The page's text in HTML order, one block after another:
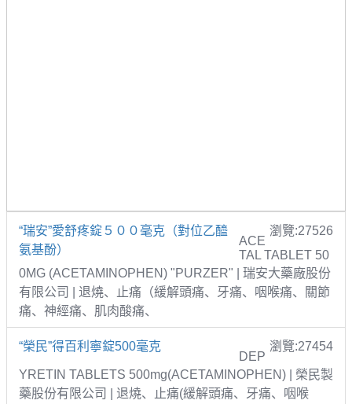
“瑞安”愛舒疼錠５００毫克（對位乙醯
氨基酚）
瀏覽:27526
ACE
TAL TABLET 50
0MG (ACETAMINOPHEN) "PURZER" | 瑞安大藥廠股份
有限公司 | 退燒、止痛（緩解頭痛、牙痛、咽喉痛、關節
痛、神經痛、肌肉酸痛、
“榮民”得百利寧錠500毫克 瀏覽:27454
DEP
YRETIN TABLETS 500mg(ACETAMINOPHEN) | 榮民製
藥股份有限公司 | 退燒、止痛(緩解頭痛、牙痛、咽喉